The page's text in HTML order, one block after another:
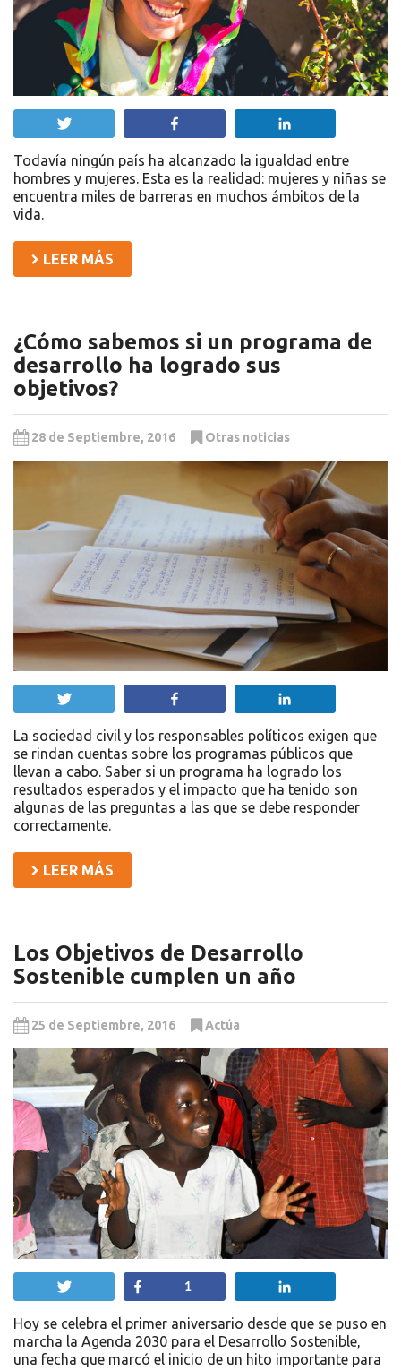
Todavía ningún país ha alcanzado la igualdad entre
hombres y mujeres. Esta es la realidad: mujeres y niñas se
encuentra miles de barreras en muchos ámbitos de la
vida.
LEER MÁS
¿Cómo sabemos si un programa de
desarrollo ha logrado sus
objetivos?
28 de Septiembre, 2016 Otras noticias
La sociedad civil y los responsables políticos exigen que
se rindan cuentas sobre los programas públicos que
llevan a cabo. Saber si un programa ha logrado los
resultados esperados y el impacto que ha tenido son
algunas de las preguntas a las que se debe responder
correctamente.
LEER MÁS
Los Objetivos de Desarrollo
Sostenible cumplen un año
25 de Septiembre, 2016 Actúa
Compartir
1
Hoy se celebra el primer aniversario desde que se puso en
marcha la Agenda 2030 para el Desarrollo Sostenible,
una fecha que marcó el inicio de un hito importante para